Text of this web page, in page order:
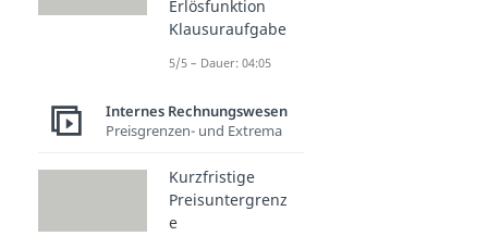
Erlösfunktion
Klausuraufgabe
5/5 – Dauer: 04:05
Internes Rechnungswesen
Preisgrenzen- und Extrema
Kurzfristige
Preisuntergrenz
e